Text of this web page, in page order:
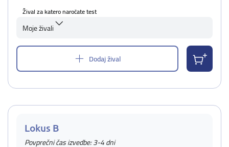
Žival za katero naročate test
Moje živali
Dodaj žival
Lokus B
Povprečni čas izvedbe: 3-4 dni